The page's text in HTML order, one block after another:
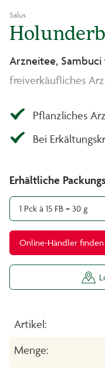
Salus
Arzneitee, Sambuci
freiverkäufliches
Pflanzliches
Bei
Erhältliche
1 Pck à 15 FB = 30 g
Online-Händler finden
Artikel:
Menge: